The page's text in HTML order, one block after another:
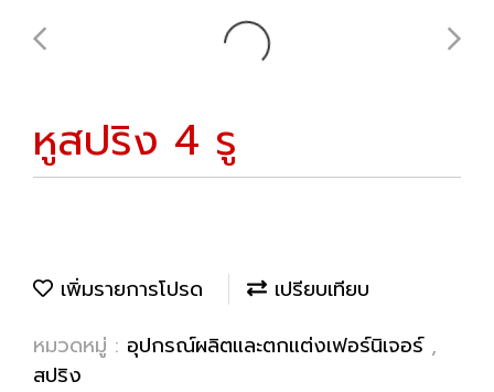
หูสปริง 4 รู
เพิ่มรายการโปรด
เปรียบเทียบ
หมวดหมู่ : อุปกรณ์ผลิตและตกแต่งเฟอร์นิเจอร์ ,
สปริง